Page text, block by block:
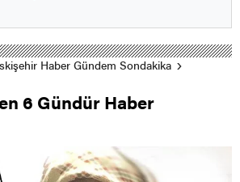
Haber Gündem Sondakika
6 Gündür Haber